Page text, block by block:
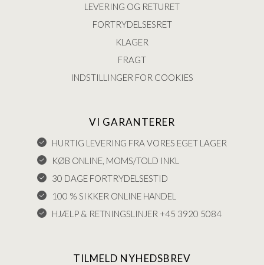
LEVERING OG RETURET
FORTRYDELSESRET
KLAGER
FRAGT
INDSTILLINGER FOR COOKIES
VI GARANTERER
HURTIG LEVERING FRA VORES EGET LAGER
KØB ONLINE, MOMS/TOLD INKL
30 DAGE FORTRYDELSESTID
100 % SIKKER ONLINE HANDEL
HJÆLP & RETNINGSLINJER +45 3920 5084
TILMELD NYHEDSBREV